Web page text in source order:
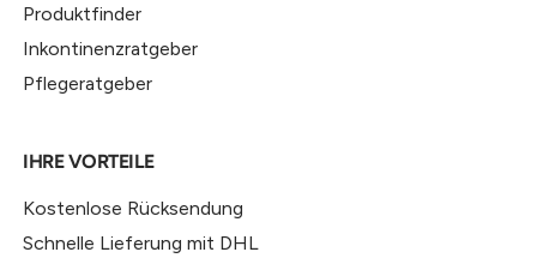
Produktfinder
Inkontinenzratgeber
Pflegeratgeber
IHRE VORTEILE
Kostenlose Rücksendung
Schnelle Lieferung mit DHL